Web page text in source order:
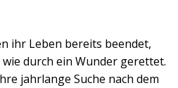
ihr Leben bereits beendet,
durch ein Wunder gerettet.
jahrlange Suche nach dem